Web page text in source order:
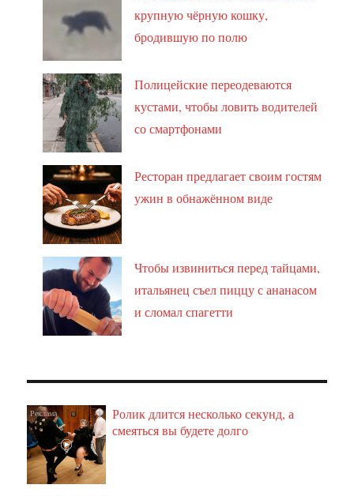
крупную чёрную кошку,
бродившую по полю
Полицейские переодеваются
кустами, чтобы ловить водителей
со смартфонами
Ресторан предлагает своим гостям
ужин в обнажённом виде
Чтобы извиниться перед тайцами,
итальянец съел пиццу с ананасом
и сломал спагетти
i
Ролик длится несколько секунд, а
смеяться вы будете долго